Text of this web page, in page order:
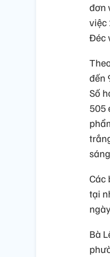
đơn
việc
Đéc
đến
Số
505
Các
tại
Bà